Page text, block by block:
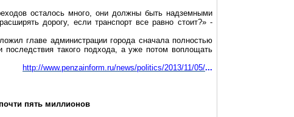
осталось много, они должны быть надземными
дорогу, если транспорт все равно стоит?» -
главе администрации города сначала полностью
такого подхода, а уже потом воплощать
http://www.penzainform.ru/news/politics/2013/11/05/...
пять миллионов